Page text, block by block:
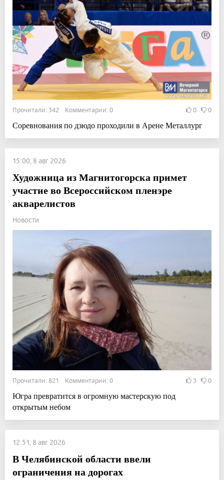
Прочитали: 342 Комментарии: 0 0 0
Соревнования по дзюдо проходили в Арене Металлург
15:00, 8 авг 2026
Художница из Магнитогорска примет
участие во Всероссийском пленэре
акварелистов
Новости
Прочитали: 821 Комментарии: 0 3 0
Югра превратится в огромную мастерскую под
открытым небом
12:51, 8 авг 2026
В Челябинской области ввели
ограничения на дорогах